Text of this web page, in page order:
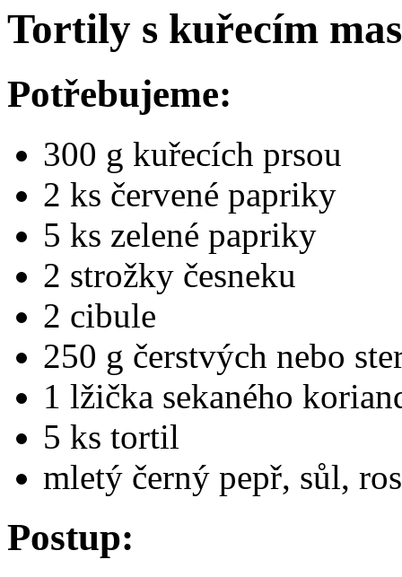
Tortily s kuřecím
Potřebujeme:
300 g kuřecích prsou
2 ks červené papriky
5 ks zelené papriky
2 strožky česneku
2 cibule
250 g čerstvých nebo
1 lžička sekaného
5 ks tortil
mletý černý pepř, sůl,
Postup: